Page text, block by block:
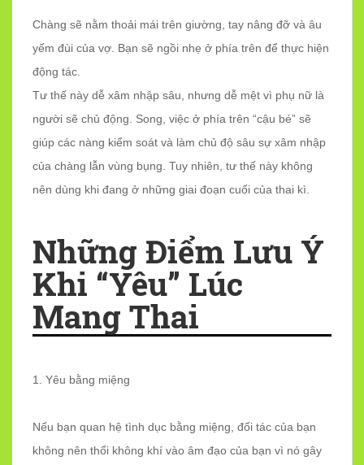
Chàng sẽ nằm thoải mái trên giường, tay nâng đỡ và âu
yếm đùi của vợ. Bạn sẽ ngồi nhẹ ở phía trên để thực hiện
động tác.
Tư thế này dễ xâm nhập sâu, nhưng dễ mệt vì phụ nữ là
người sẽ chủ động. Song, việc ở phía trên “cậu bé” sẽ
giúp các nàng kiểm soát và làm chủ độ sâu sự xâm nhập
của chàng lẫn vùng bụng. Tuy nhiên, tư thế này không
nên dùng khi đang ở những giai đoạn cuối của thai kì.
Những Điểm Lưu Ý
Khi “yêu” Lúc
Mang Thai
1. Yêu bằng miệng
Nếu bạn quan hệ tình dục bằng miệng, đối tác của bạn
không nên thổi không khí vào âm đạo của bạn vì nó gây